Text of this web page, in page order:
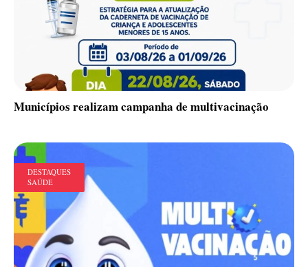
Municípios realizam campanha de multivacinação
DESTAQUES
SAÚDE